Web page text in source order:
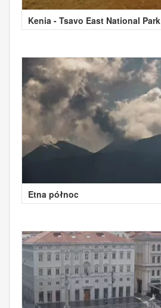
Kenia - Tsavo East National Park
Etna północ